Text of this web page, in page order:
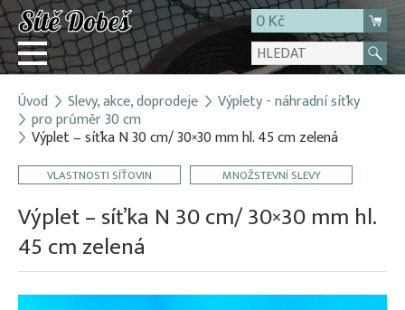
0 Kč
Přihlásit
Registrace
E-shop
O firmě
Kontakt
Úvod Slevy, akce, doprodeje Výplety - náhradní síťky
pro průměr 30 cm
Výplet – síťka N 30 cm/ 30×30 mm hl. 45 cm zelená
VLASTNOSTI SÍŤOVIN MNOŽSTEVNÍ SLEVY
Výplet – síťka N 30 cm/ 30×30 mm hl.
45 cm zelená